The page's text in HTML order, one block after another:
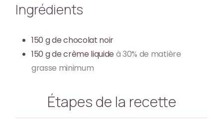
Ingrédients
150 gde chocolat noir
150 gde crème liquide à 30% de matière
grasse minimum
Étapes de la recette